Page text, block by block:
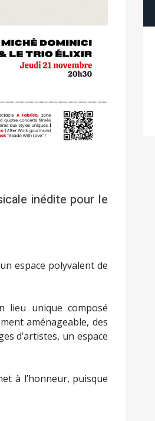
un père et ses deux
note résonne d'amour
d’émotions sincères,
. Le duo corse
musicale à la
talentueux,
atypiques entre la
d’émotion brute.
vibrants de l’Afrique,
plurielle, elle se
",Mila Augustese
de ses années
Florent LivetetPavle
et interprète,
les chagrins souriants